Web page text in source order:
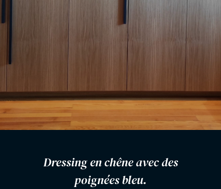
Dressing en chêne avec des
poignées bleu.